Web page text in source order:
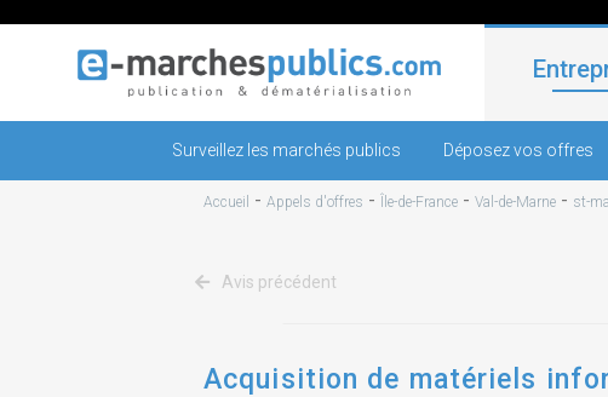
Surveillez les marchés publics Déposez vos offres
Accueil - Appels d'offres - Île-de-France - Val-de-Marne - st-
Avis précédent
Acquisition de matériels